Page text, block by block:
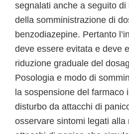
segnalati anche a seguito
della somministrazione di
benzodiazepine. Pertanto
deve essere evitata e deve
riduzione graduale del
Posologia e modo di
la sospensione del farmaco
disturbo da attacchi di
osservare sintomi legati alla